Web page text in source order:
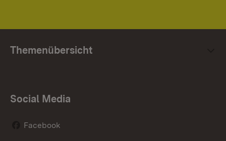
Themenübersicht
Social Media
Facebook